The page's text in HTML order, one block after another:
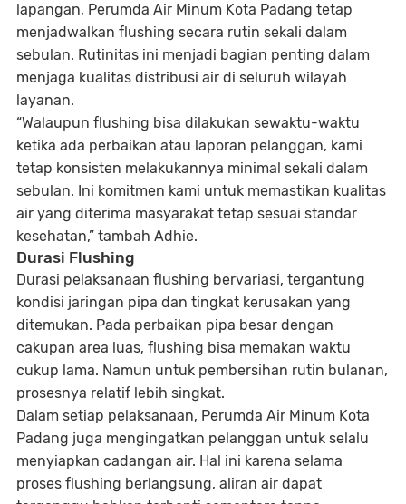
lapangan, Perumda Air Minum Kota Padang tetap
menjadwalkan flushing secara rutin sekali dalam
sebulan. Rutinitas ini menjadi bagian penting dalam
menjaga kualitas distribusi air di seluruh wilayah
layanan.
“Walaupun flushing bisa dilakukan sewaktu-waktu
ketika ada perbaikan atau laporan pelanggan, kami
tetap konsisten melakukannya minimal sekali dalam
sebulan. Ini komitmen kami untuk memastikan kualitas
air yang diterima masyarakat tetap sesuai standar
kesehatan,” tambah Adhie.
Durasi Flushing
Durasi pelaksanaan flushing bervariasi, tergantung
kondisi jaringan pipa dan tingkat kerusakan yang
ditemukan. Pada perbaikan pipa besar dengan
cakupan area luas, flushing bisa memakan waktu
cukup lama. Namun untuk pembersihan rutin bulanan,
prosesnya relatif lebih singkat.
Dalam setiap pelaksanaan, Perumda Air Minum Kota
Padang juga mengingatkan pelanggan untuk selalu
menyiapkan cadangan air. Hal ini karena selama
proses flushing berlangsung, aliran air dapat